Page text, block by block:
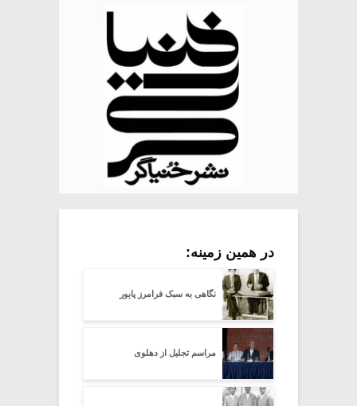
در همین زمینه:
نگاهی به سبک فرامرز پایور
مراسم تجلیل از دهلوی